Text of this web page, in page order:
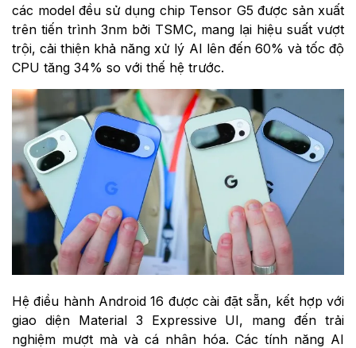
các model đều sử dụng chip Tensor G5 được sản xuất
trên tiến trình 3nm bởi TSMC, mang lại hiệu suất vượt
trội, cải thiện khả năng xử lý AI lên đến 60% và tốc độ
CPU tăng 34% so với thế hệ trước.
Hệ điều hành Android 16 được cài đặt sẵn, kết hợp với
giao diện Material 3 Expressive UI, mang đến trải
nghiệm mượt mà và cá nhân hóa. Các tính năng AI